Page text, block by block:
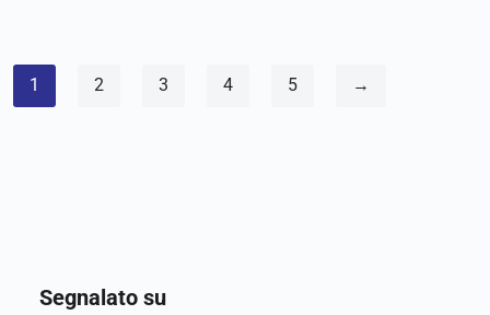
1 2 3 4 5 →
Segnalato su